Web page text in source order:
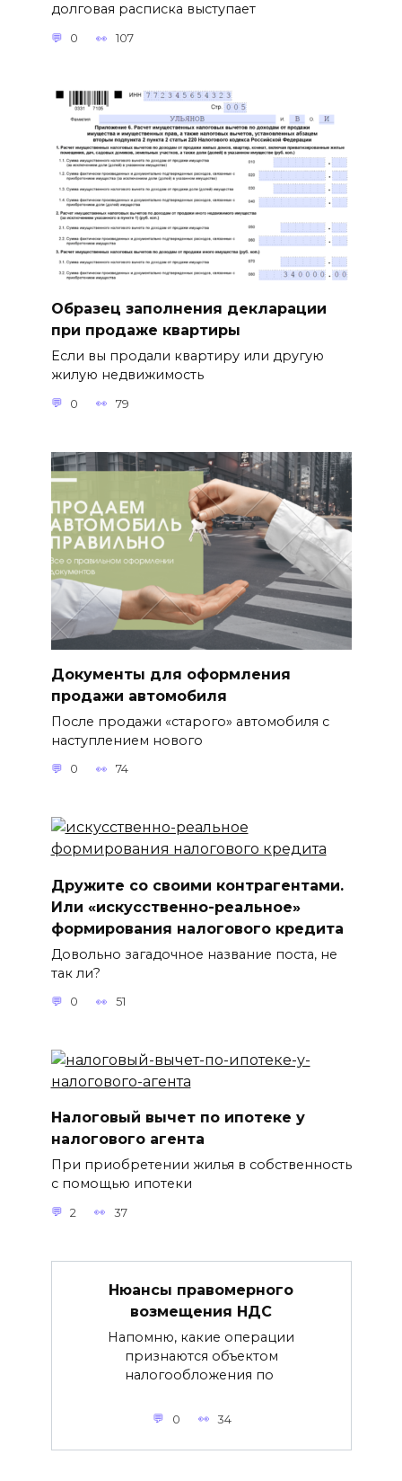
долговая расписка выступает
0 107
Образец заполнения декларации
при продаже квартиры
Если вы продали квартиру или другую
жилую недвижимость
0 79
Документы для оформления
продажи автомобиля
После продажи «старого» автомобиля с
наступлением нового
0 74
Дружите со своими контрагентами.
Или «искусственно-реальное»
формирования налогового кредита
Довольно загадочное название поста, не
так ли?
0 51
Налоговый вычет по ипотеке у
налогового агента
При приобретении жилья в собственность
с помощью ипотеки
2 37
Нюансы правомерного
возмещения НДС
Напомню, какие операции
признаются объектом
налогообложения по
0 34